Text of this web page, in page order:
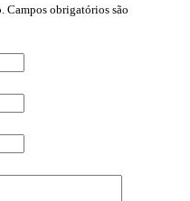
Campos obrigatórios são